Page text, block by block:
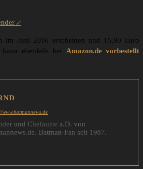
im Juni 2016 erscheinen und 15,90 Euro
ebenfalls bei Amazon.de vorbestellt
www.batmannews.de
und Chefautor a.D. von
Batman-Fan seit 1987.